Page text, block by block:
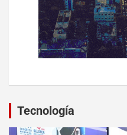
Tecnología